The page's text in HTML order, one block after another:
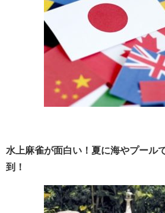
水上麻雀が面白い！夏に海やプール
到！